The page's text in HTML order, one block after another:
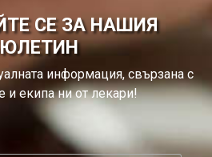
СЕ ЗА НАШИЯ
информация, свързана с
и екипа ни от лекари!